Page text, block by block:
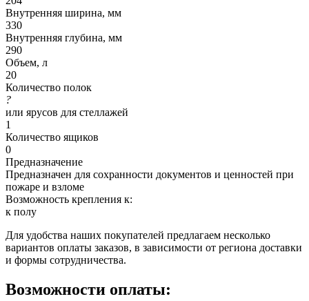
Внутренняя ширина, мм
330
Внутренняя глубина, мм
290
Объем, л
20
Количество полок
?
или ярусов для стеллажей
1
Количество ящиков
0
Предназначение
Предназначен для сохранности документов и ценностей при
пожаре и взломе
Возможность крепления к:
к полу
Для удобства наших покупателей предлагаем несколько
вариантов оплаты заказов, в зависимости от региона доставки
и формы сотрудничества.
Возможности оплаты: